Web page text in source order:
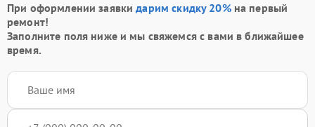
При оформлении заявкидарим скидку 20%на первый
ремонт!
Заполните поля ниже и мы свяжемся с вами в ближайшее
время.